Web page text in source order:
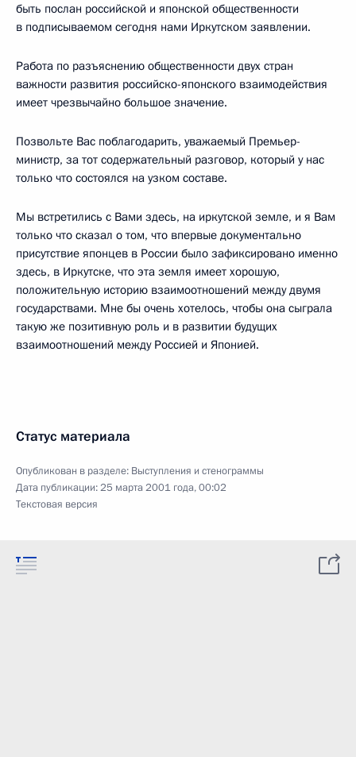
быть послан российской и японской общественности
в подписываемом сегодня нами Иркутском заявлении.
Работа по разъяснению общественности двух стран
важности развития российско-японского взаимодействия
имеет чрезвычайно большое значение.
Позвольте Вас поблагодарить, уважаемый Премьер-
министр, за тот содержательный разговор, который у нас
только что состоялся на узком составе.
Мы встретились с Вами здесь, на иркутской земле, и я Вам
только что сказал о том, что впервые документально
присутствие японцев в России было зафиксировано именно
здесь, в Иркутске, что эта земля имеет хорошую,
положительную историю взаимоотношений между двумя
государствами. Мне бы очень хотелось, чтобы она сыграла
такую же позитивную роль и в развитии будущих
взаимоотношений между Россией и Японией.
Статус материала
Опубликован в разделе: Выступления и стенограммы
Дата публикации:25 марта 2001 года, 00:02
Текстовая версия